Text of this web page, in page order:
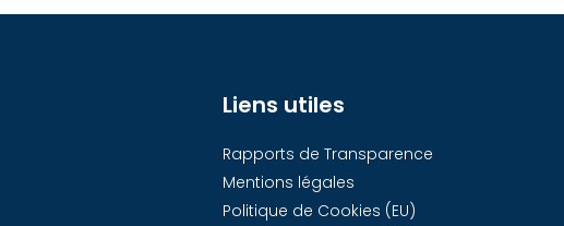
Liens utiles
Rapports de Transparence
Mentions légales
Politique de Cookies (EU)